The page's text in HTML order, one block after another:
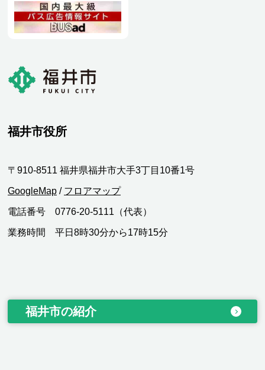
福井市役所
〒910-8511 福井県福井市大手3丁目10番1号
GoogleMap / フロアマップ
電話番号 0776-20-5111（代表）
業務時間 平日8時30分から17時15分
福井市の紹介